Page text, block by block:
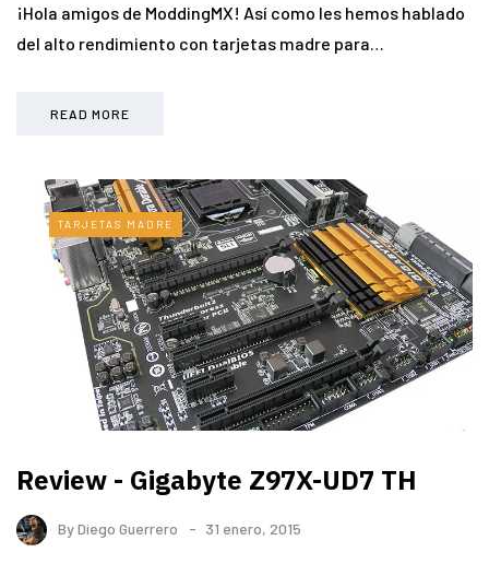
¡Hola amigos de ModdingMX! Así como les hemos hablado
del alto rendimiento con tarjetas madre para…
READ MORE
TARJETAS MADRE
Review - Gigabyte Z97X-UD7 TH
ByDiego Guerrero 31 enero, 2015